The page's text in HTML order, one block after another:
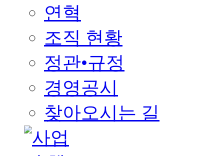
연혁
조직 현황
정관•규정
경영공시
찾아오시는 길